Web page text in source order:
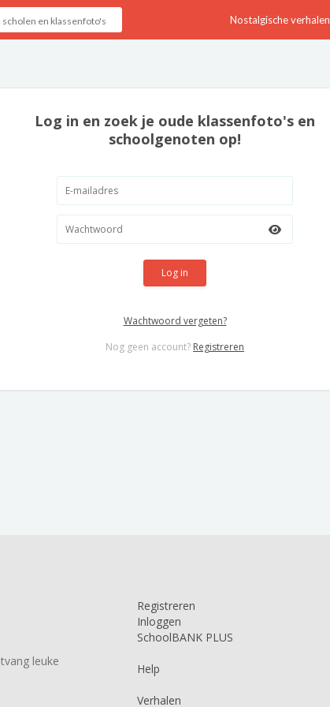
Nostalgische verhalen
Log in en zoek je oude klassenfoto's en
schoolgenoten op!
Log in
Wachtwoord vergeten?
Nog geen account? Registreren
leuke
Registreren
Inloggen
SchoolBANK PLUS
Help
Verhalen